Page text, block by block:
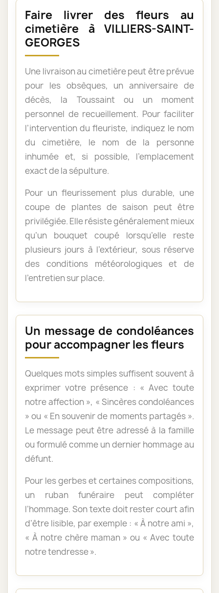
Faire livrer des fleurs au
cimetière à VILLIERS-SAINT-
GEORGES
Une livraison au cimetière peut être prévue
pour les obsèques, un anniversaire de
décès, la Toussaint ou un moment
personnel de recueillement. Pour faciliter
l’intervention du fleuriste, indiquez le nom
du cimetière, le nom de la personne
inhumée et, si possible, l’emplacement
exact de la sépulture.
Pour un fleurissement plus durable, une
coupe de plantes de saison peut être
privilégiée. Elle résiste généralement mieux
qu’un bouquet coupé lorsqu’elle reste
plusieurs jours à l’extérieur, sous réserve
des conditions météorologiques et de
l’entretien sur place.
Un message de condoléances
pour accompagner les fleurs
Quelques mots simples suffisent souvent à
exprimer votre présence : « Avec toute
notre affection », « Sincères condoléances
» ou « En souvenir de moments partagés ».
Le message peut être adressé à la famille
ou formulé comme un dernier hommage au
défunt.
Pour les gerbes et certaines compositions,
un ruban funéraire peut compléter
l’hommage. Son texte doit rester court afin
d’être lisible, par exemple : « À notre ami »,
« À notre chère maman » ou « Avec toute
notre tendresse ».